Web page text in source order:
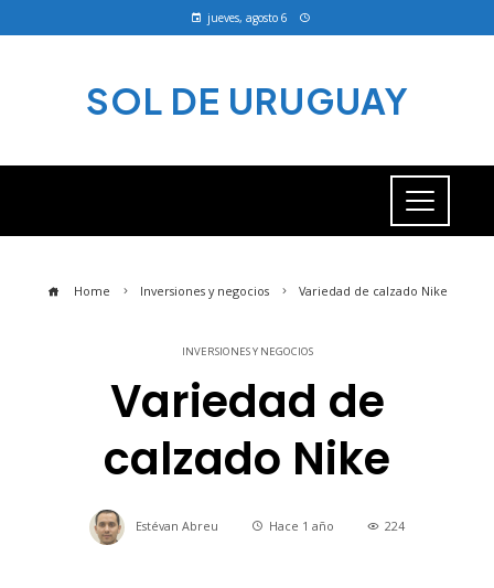
jueves, agosto 6
SOL DE URUGUAY
Home Inversiones y negocios Variedad de calzado Nike
INVERSIONES Y NEGOCIOS
Variedad de
calzado Nike
Estévan Abreu Hace 1 año 224